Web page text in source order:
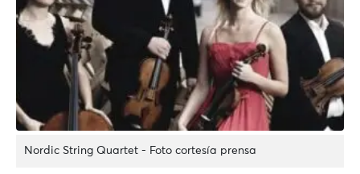
Nordic String Quartet - Foto cortesía prensa